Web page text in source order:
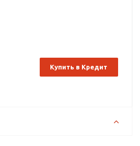
Купить в Кредит